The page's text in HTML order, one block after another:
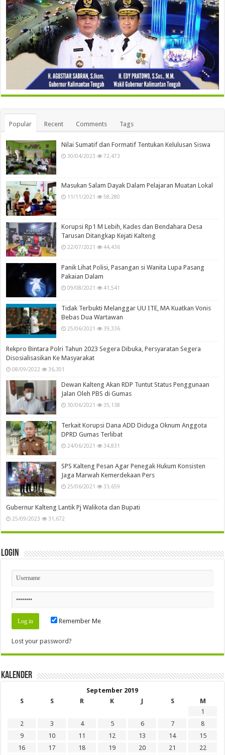
Popular Recent Comments Tags
Nilai Sumatif dan Formatif Tentukan Kelulusan Siswa
30/04/2023 72,473
Masukan Salam Dayak Dalam Pelajaran Muatan Lokal
11/11/2021 58,280
Korupsi Rp1 M Lebih, Kades dan Bendahara Desa
Tarusan Ditangkap Kejati Kalteng
22/07/2021 44,436
Panik Lihat Polisi, Pasangan si Wanita Lupa Pasang
Pakaian Dalam
09/08/2021 41,541
Tidak Terbukti Melanggar UU ITE, MA Kuatkan Vonis
Bebas Dua Wartawan
25/06/2021 39,336
Rekpro Bintara Polri Tahun 2023 Segera Dibuka, Persyaratan Segera
Disosialisasikan Ke Masyarakat
08/09/2022 36,301
Dewan Kalteng Akan RDP Tuntut Status Penggunaan
Jalan Oleh PBS di Gumas
30/06/2021 35,138
Terkait Korupsi Dana ADD Diduga Oknum Anggota
DPRD Gumas Terlibat
24/06/2021 34,831
SPS Kalteng Pesan Agar Penegak Hukum Konsisten
Jaga Marwah Kemerdekaan Pers
25/06/2021 33,659
Gubernur Kalteng Lantik Pj Walikota dan Bupati
25/09/2023 31,672
Login
Remember Me
Lost your password?
Kalender
September 2019
S
S R K J S
M
1
2
3 4 5 6 7
8
9
10 11 12 13 14
15
16
17 18 19 20 21
22